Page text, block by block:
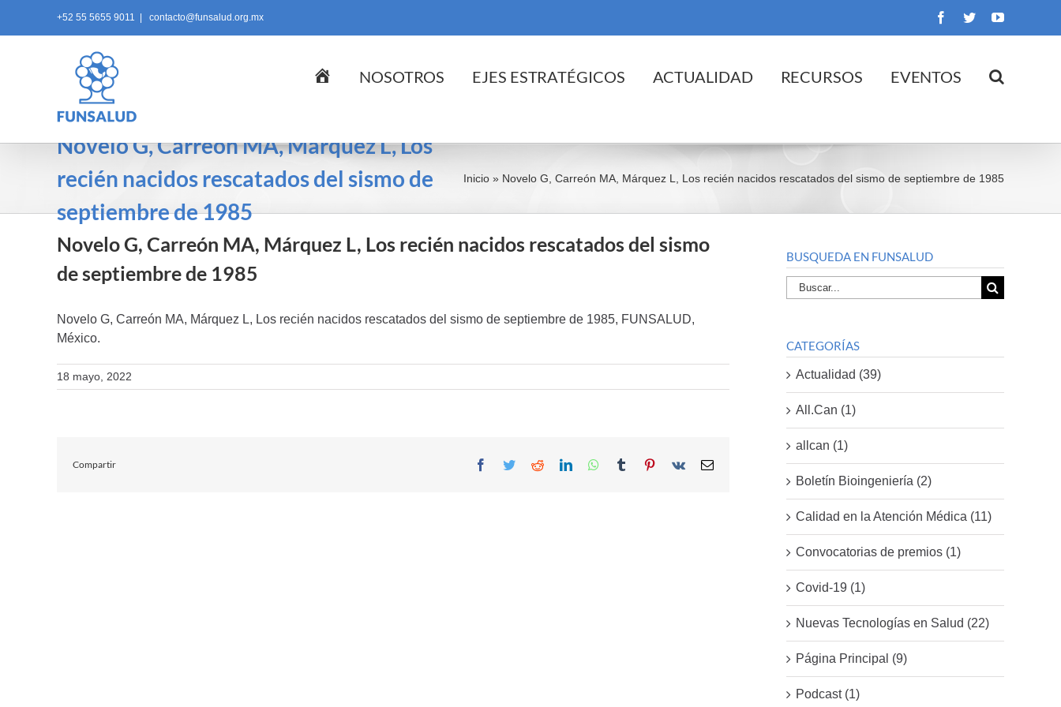
+52 55 5655 9011 contacto@funsalud.org.mx Facebook
TwitterYouTube
InicioNOSOTROS EJES ESTRATÉGICOS ACTUALIDAD RECURSOS EVENTOS
Novelo G, Carreón MA, Márquez L, Los
recién nacidos rescatados del sismo de
septiembre de 1985
Inicio » Novelo G, Carreón MA, Márquez L, Los recién nacidos rescatados del sismo de septiembre de 1985
Novelo G, Carreón MA, Márquez L, Los recién nacidos rescatados del sismo
de septiembre de 1985
Novelo G, Carreón MA, Márquez L, Los recién nacidos rescatados del sismo de septiembre de 1985, FUNSALUD,
México.
18 mayo, 2022
Compartir Facebook
TwitterRedditLinkedInWhatsApp
Tumblr Pinterest
Vk Email
BUSQUEDA EN FUNSALUD
Buscar
por:
CATEGORÍAS
Actualidad (39)
All.Can (1)
allcan (1)
Boletín Bioingeniería (2)
Calidad en la Atención Médica (11)
Convocatorias de premios (1)
Covid-19 (1)
Nuevas Tecnologías en Salud (22)
Página Principal (9)
Podcast (1)